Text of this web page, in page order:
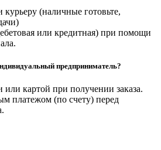
(наличные готовьте,
или кредитная) при помощи
предприниматель?
картой при получении заказа.
платежом (по счету) перед